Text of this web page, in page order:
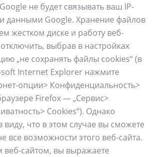
не будет связывать ваш IP-
данными Google. Хранение файлов
жестком диске и работу веб-
выбрав в настройках
„не сохранять файлы cookies“ (в
Internet Explorer нажмите
опции> Конфиденциальность>
Firefox — „Сервис>
Cookies“). Однако
виду, что в этом случае вы сможете
все возможности этого веб-сайта.
веб-сайтом, вы выражаете